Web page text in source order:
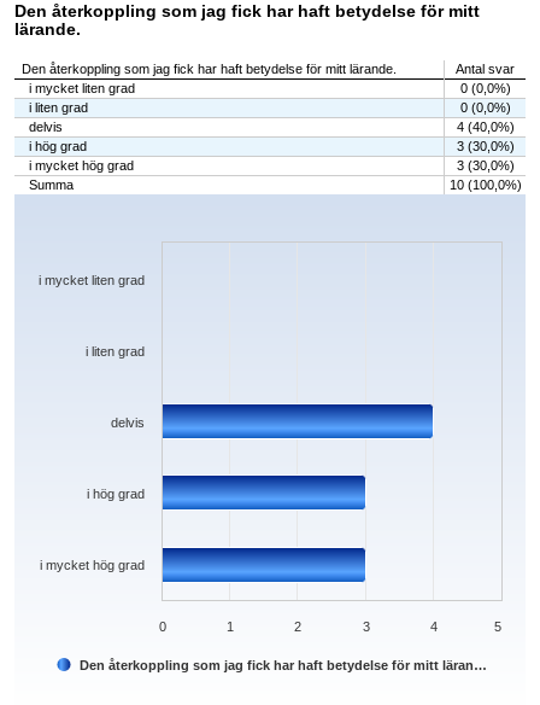
Den återkoppling som jag fick har haft betydelse för mitt
lärande.
Den återkoppling som jag fick har haft betydelse för mitt lärande.
Antal svar
i mycket liten grad
0 (0,0%)
i liten grad
0 (0,0%)
delvis
4 (40,0%)
i hög grad
3 (30,0%)
i mycket hög grad
3 (30,0%)
Summa
10 (100,0%)
Chart
The chart has 1 X axis displaying categories.
Den återkoppling som jag fick har haft betydelse för mitt läran…
i mycket hög grad
i hög grad
delvis
i liten grad
i mycket liten grad
0 1 2 3 4 5